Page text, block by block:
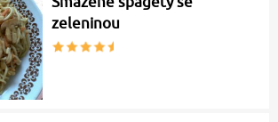
zeleninou